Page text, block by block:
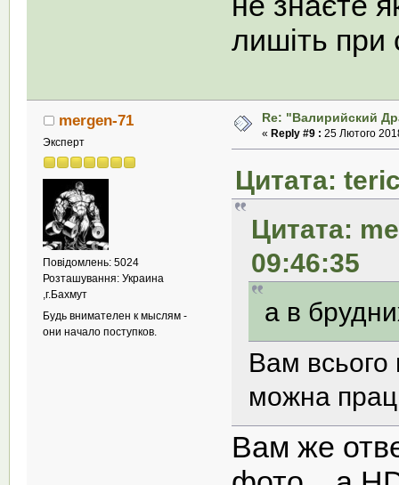
лишіть при
mergen-71
Эксперт
Повідомлень: 5024
Розташування: Украина
,г.Бахмут
Будь внимателен к мыслям -
они начало поступков.
Re: "Валирийский
« Reply #9 : 25 Лютого
Цитата:
Цитата:
09:46:35
а в
Вам всього
можна
Вам же